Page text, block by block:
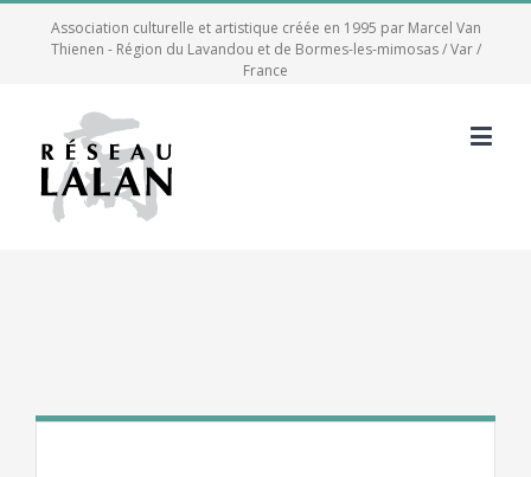
Association culturelle et artistique créée en 1995 par Marcel Van
Thienen - Région du Lavandou et de Bormes-les-mimosas / Var /
France